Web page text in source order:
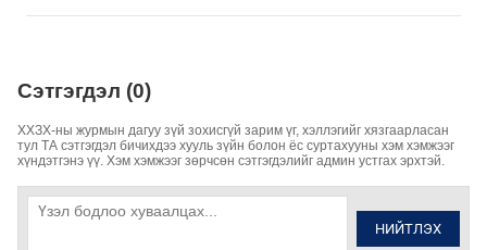
Сэтгэгдэл (0)
ХХЗХ-ны журмын дагуу зүй зохисгүй зарим үг, хэллэгийг хязгаарласан
тул ТА сэтгэгдэл бичихдээ хууль зүйн болон ёс суртахууны хэм хэмжээг
хүндэтгэнэ үү. Хэм хэмжээг зөрчсөн сэтгэгдэлийг админ устгах эрхтэй.
НИЙТЛЭХ